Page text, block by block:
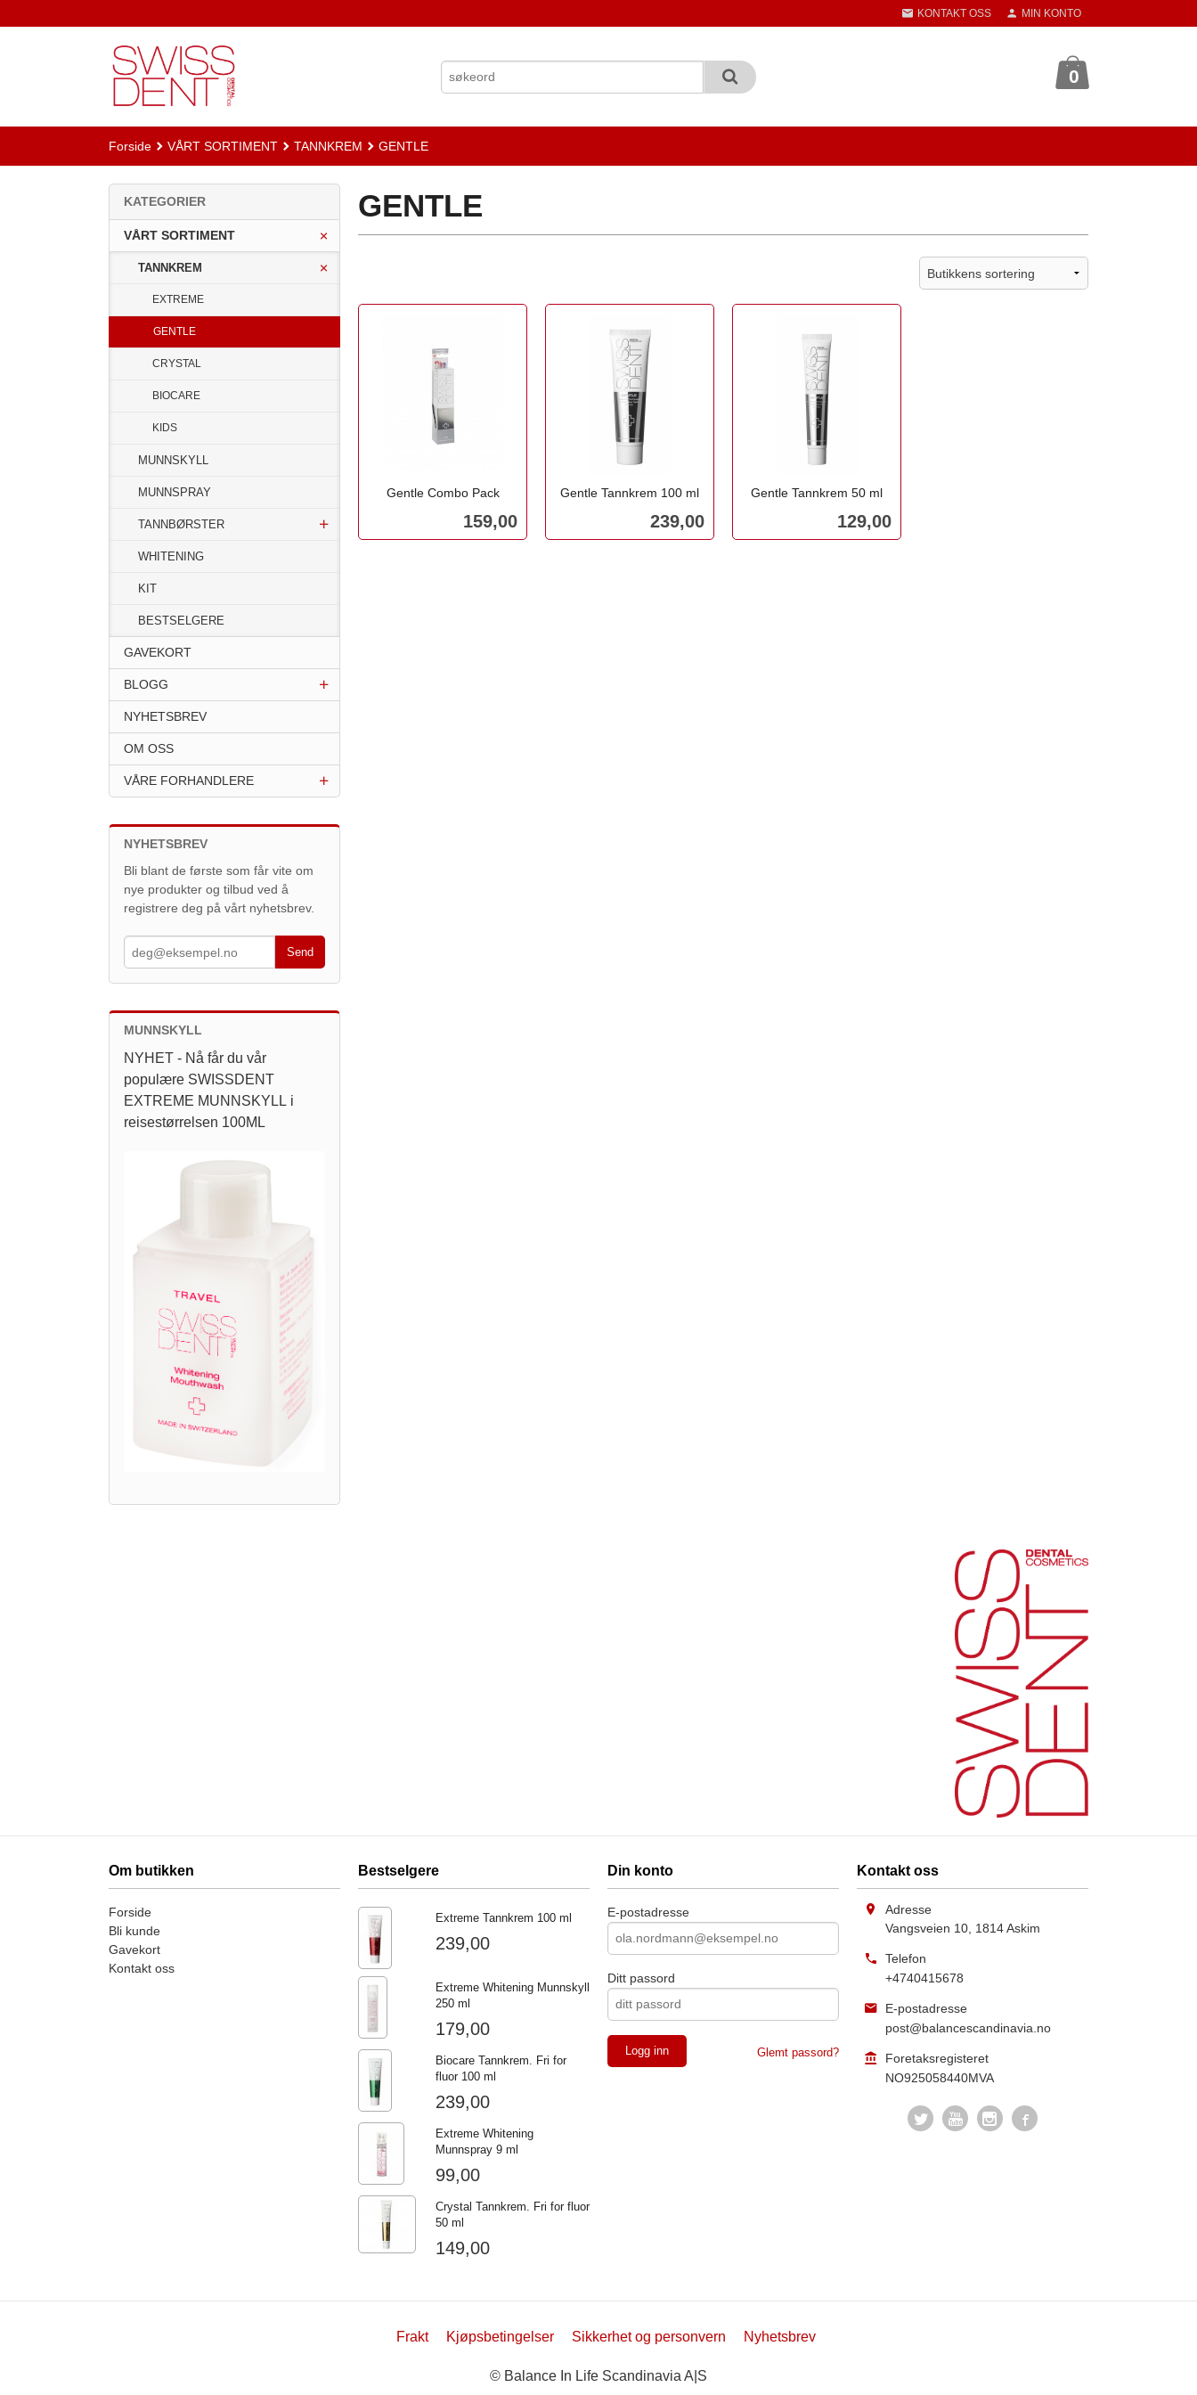
til
KONTAKT OSS MIN KONTO
0
Forside VÅRT SORTIMENT TANNKREM GENTLE
GENTLE
Gentle Combo Pack
Pris
159,00
Gentle Tannkrem 100 ml
Pris
239,00
Gentle Tannkrem 50 ml
Pris
129,00
KATEGORIER
VÅRT SORTIMENT
TANNKREM
EXTREME
GENTLE
CRYSTAL
BIOCARE
KIDS
MUNNSKYLL
MUNNSPRAY
TANNBØRSTER
WHITENING
KIT
BESTSELGERE
GAVEKORT
BLOGG
NYHETSBREV
OM OSS
VÅRE FORHANDLERE
NYHETSBREV
Bli blant de første som får vite om
nye produkter og tilbud ved å
registrere deg på vårt nyhetsbrev.
MUNNSKYLL
NYHET - Nå får du vår
populære SWISSDENT
EXTREME MUNNSKYLL i
reisestørrelsen 100ML
Om butikken
Forside
Bli kunde
Gavekort
Kontakt oss
Bestselgere
Extreme Tannkrem 100 ml
239,00
Extreme Whitening Munnskyll
250 ml
179,00
Biocare Tannkrem. Fri for
fluor 100 ml
239,00
Extreme Whitening
Munnspray 9 ml
99,00
Crystal Tannkrem. Fri for fluor
50 ml
149,00
Din konto
E-postadresse
Ditt passord
Glemt passord?
Kontakt oss
Adresse
Vangsveien 10, 1814Askim
Telefon
+4740415678
E-postadresse
post@balancescandinavia.no
Foretaksregisteret
NO925058440MVA
Frakt Kjøpsbetingelser Sikkerhet og personvern Nyhetsbrev
© Balance In Life Scandinavia A|S